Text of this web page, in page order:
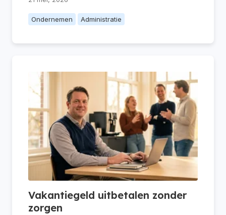
Ondernemen Administratie
Vakantiegeld uitbetalen zonder
zorgen